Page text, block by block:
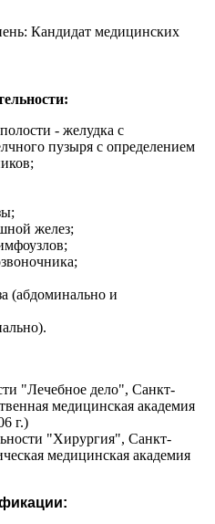
Кандидат медицинских
- желудка с
пузыря с определением
желез;
(абдоминально и
"Лечебное дело", Санкт-
медицинская академия
г.)
"Хирургия", Санкт-
медицинская академия